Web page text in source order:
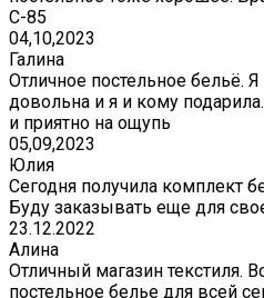
С-85
04,10,2023
Галина
Отличное постельное бельё.
довольна и я и кому
и приятно на ощупь
05,09,2023
Юлия
Сегодня получила комплект
Буду заказывать еще для
23.12.2022
Алина
Отличный магазин текстиля.
постельное белье для всей